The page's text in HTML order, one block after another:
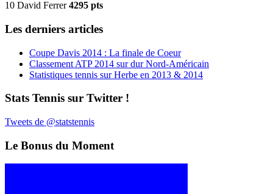
10 David Ferrer4295 pts
Les derniers articles
Coupe Davis 2014 : La finale de Coeur
Classement ATP 2014 sur dur Nord-Américain
Statistiques tennis sur Herbe en 2013 & 2014
Stats Tennis sur Twitter !
Tweets de @statstennis
Le Bonus du Moment